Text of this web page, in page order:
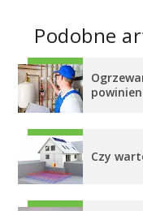
Podobne
Czy